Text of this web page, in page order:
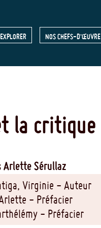
EXPLORER NOS CHEFS-D'ŒUVRE
la critique
Sérullaz
Virginie - Auteur
- Préfacier
- Préfacier